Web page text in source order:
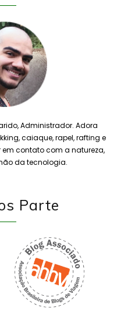
Administrador. Adora
caiaque, rapel, rafting e
contato com a natureza,
da tecnologia.
Parte